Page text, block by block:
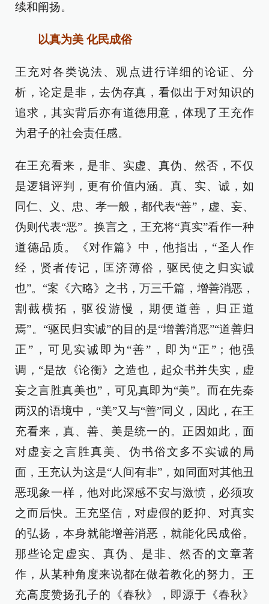
续和阐扬。
以真为美 化民成俗
王充对各类说法、观点进行详细的论证、分
析，论定是非，去伪存真，看似出于对知识的
追求，其实背后亦有道德用意，体现了王充作
为君子的社会责任感。
在王充看来，是非、实虚、真伪、然否，不仅
是逻辑评判，更有价值内涵。真、实、诚，如
同仁、义、忠、孝一般，都代表“善”，虚、妄、
伪则代表“恶”。换言之，王充将“真实”看作一种
道德品质。《对作篇》中，他指出，“圣人作
经，贤者传记，匡济薄俗，驱民使之归实诚
也”。“案《六略》之书，万三千篇，增善消恶，
割截横拓，驱役游慢，期便道善，归正道
焉”。“驱民归实诚”的目的是“增善消恶”“道善归
正”，可见实诚即为“善”，即为“正”；他强
调，“是故《论衡》之造也，起众书并失实，虚
妄之言胜真美也”，可见真即为“美”。而在先秦
两汉的语境中，“美”又与“善”同义，因此，在王
充看来，真、善、美是统一的。正因如此，面
对虚妄之言胜真美、伪书俗文多不实诚的局
面，王充认为这是“人间有非”，如同面对其他丑
恶现象一样，他对此深感不安与激愤，必须攻
之而后快。王充坚信，对虚假的贬抑、对真实
的弘扬，本身就能增善消恶，就能化民成俗。
那些论定虚实、真伪、是非、然否的文章著
作，从某种角度来说都在做着教化的努力。王
充高度赞扬孔子的《春秋》，即源于《春秋》